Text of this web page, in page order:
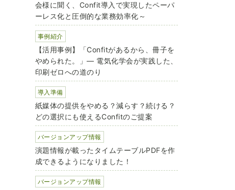
会様に聞く、Confit導入で実現したペーパ
ーレス化と圧倒的な業務効率化～
事例紹介
【活用事例】「Confitがあるから、冊子を
やめられた。」― 電気化学会が実践した、
印刷ゼロへの道のり
導入準備
紙媒体の提供をやめる？減らす？続ける？
どの選択にも使えるConfitのご提案
バージョンアップ情報
演題情報が載ったタイムテーブルPDFを作
成できるようになりました！
バージョンアップ情報